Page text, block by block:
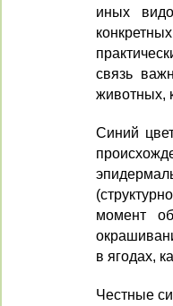
иных
связь
животных,
Синий
момент
в ягодах,
Честные